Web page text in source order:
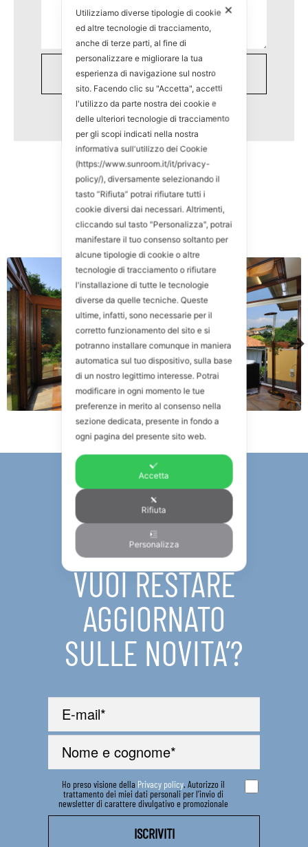
NEWSLETTER
VUOI RESTARE
AGGIORNATO
SULLE NOVITA’?
Ho preso visione della Privacy policy. Autorizzo il
trattamento dei miei dati personali per l’invio di
newsletter di carattere divulgativo e promozionale
✕
Utilizziamo diverse tipologie di cookie
ed altre tecnologie di tracciamento,
anche di terze parti, al fine di
personalizzare e migliorare la tua
esperienza di navigazione sul nostro
sito. Facendo clic su "Accetta", accetti
l'utilizzo da parte nostra dei cookie e
delle ulteriori tecnologie di tracciamento
per gli scopi indicati nella nostra
informativa sull'utilizzo dei Cookie
(https://www.sunroom.it/it/privacy-
policy/), diversamente selezionando il
tasto “Rifiuta” potrai rifiutare tutti i
cookie diversi dai necessari. Altrimenti,
cliccando sul tasto "Personalizza", potrai
manifestare il tuo consenso soltanto per
alcune tipologie di cookie o altre
tecnologie di tracciamento o rifiutare
l'installazione di tutte le tecnologie
diverse da quelle tecniche. Queste
ultime, infatti, sono necessarie per il
corretto funzionamento del sito e si
potranno installare comunque in maniera
automatica sul tuo dispositivo, sulla base
di un nostro legittimo interesse. Potrai
modificare in ogni momento le tue
preferenze in merito al consenso nella
sezione dedicata, presente in fondo a
ogni pagina del presente sito web.
Accetta
Rifiuta
Personalizza